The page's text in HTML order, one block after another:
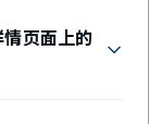
页面上的